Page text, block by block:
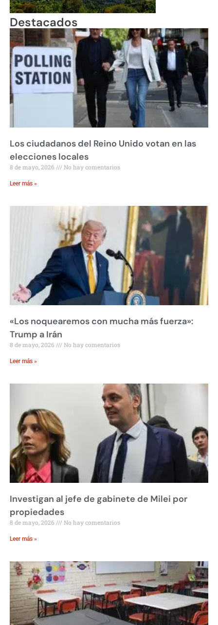
Destacados
Los ciudadanos del Reino Unido votan en las
elecciones locales
8 de mayo, 2026 No hay comentarios
Leer más »
«Los noquearemos con mucha más fuerza»:
Trump a Irán
8 de mayo, 2026 No hay comentarios
Leer más »
Investigan al jefe de gabinete de Milei por
propiedades
8 de mayo, 2026 No hay comentarios
Leer más »